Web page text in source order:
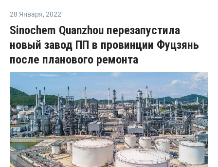
28 Января, 2022
Sinochem Quanzhou перезапустила
новый завод ПП в провинции Фуцзянь
после планового ремонта